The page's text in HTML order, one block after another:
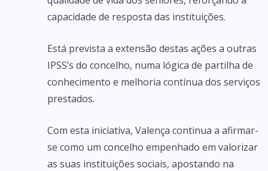
capacidade de resposta das instituições.
Está prevista a extensão destas ações a outras
IPSS’s do concelho, numa lógica de partilha de
conhecimento e melhoria contínua dos serviços
prestados.
Com esta iniciativa, Valença continua a afirmar-
se como um concelho empenhado em valorizar
as suas instituições sociais, apostando na